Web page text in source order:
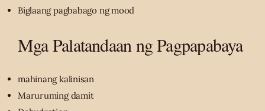
Biglaang pagbabago ng mood
Mga Palatandaan ng Pagpapabaya
mahinang kalinisan
Maruruming damit